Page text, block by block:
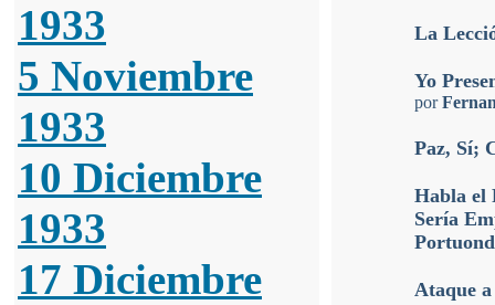
1933
5 Noviembre
1933
10 Diciembre
1933
17 Diciembre
La
Yo
por
Paz, Sí;
Habla el
Sería
Ataque